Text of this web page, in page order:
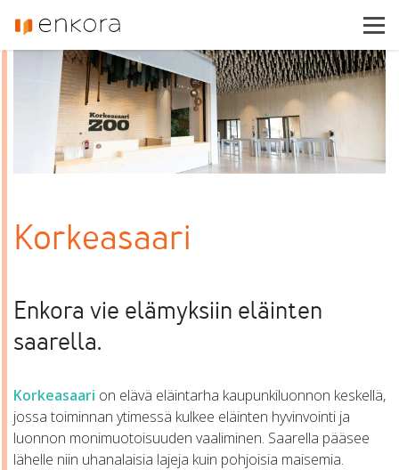
Enkora
Toimialat
Tuotteet
Referenssit
Ajankohtaista
Ota yhteyttä
Korkeasaari
Enkora vie elämyksiin eläinten
saarella.
Korkeasaari on elävä eläintarha kaupunkiluonnon keskellä,
jossa toiminnan ytimessä kulkee eläinten hyvinvointi ja
luonnon monimuotoisuuden vaaliminen. Saarella pääsee
lähelle niin uhanalaisia lajeja kuin pohjoisia maisemia.